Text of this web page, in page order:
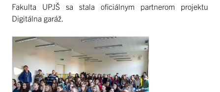
Fakulta UPJŠ sa stala oficiálnym partnerom projektu
Digitálna garáž.